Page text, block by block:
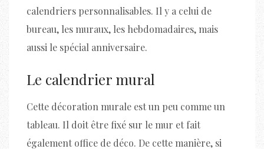
calendriers personnalisables. Il y a celui de
bureau, les muraux, les hebdomadaires, mais
aussi le spécial anniversaire.
Le calendrier mural
Cette décoration murale est un peu comme un
tableau. Il doit être fixé sur le mur et fait
également office de déco. De cette manière, si